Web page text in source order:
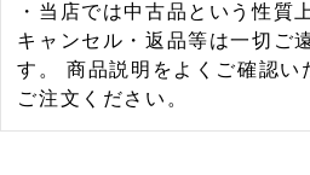
・当店では中古品という性質
キャンセル・返品等は一切ご
す。 商品説明をよくご確認い
ご注文ください。